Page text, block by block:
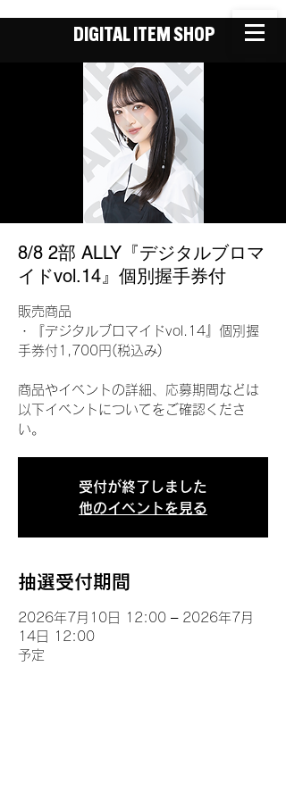
DIGITAL ITEM SHOP
8/8 2部 ALLY『デジタルブロマ
イドvol.14』個別握手券付
販売商品
・『デジタルブロマイドvol.14』個別握
手券付1,700円(税込み)
商品やイベントの詳細、応募期間などは
以下イベントについてをご確認くださ
い。
受付が終了しました
他のイベントを見る
抽選受付期間
2026年7月10日 12:00 – 2026年7月
14日 12:00
予定